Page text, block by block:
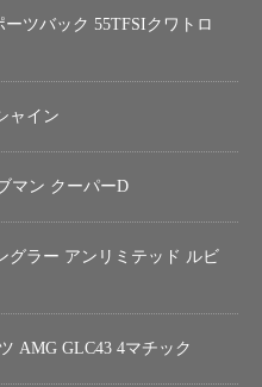
ツバック 55TFSIクワトロ
ャイン
マン クーパーD
ラー アンリミテッド ルビ
AMG GLC43 4マチック